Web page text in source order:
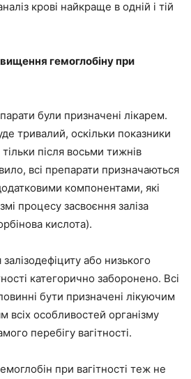
крові найкраще в одній і тій
гемоглобіну при
були призначені лікарем.
тривалий, оскільки показники
після восьми тижнів
всі препарати призначаються
компонентами, які
процесу засвоєння заліза
кислота).
або низького
категорично заборонено. Всі
бути призначені лікуючим
всіх особливостей організму
перебігу вагітності.
при вагітності теж не